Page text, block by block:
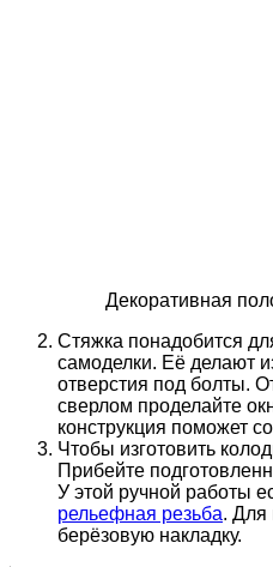
Декоративная
Стяжка понадобится
самоделки. Её делают
отверстия под болты.
сверлом проделайте
конструкция поможет
Чтобы изготовить
Прибейте
У этой ручной работы
рельефная резьба. Для
берёзовую накладку.